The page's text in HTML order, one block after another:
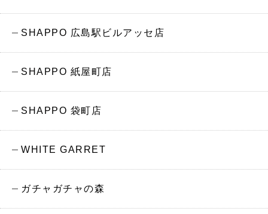
SHAPPO 広島駅ビルアッセ店
SHAPPO 紙屋町店
SHAPPO 袋町店
WHITE GARRET
ガチャガチャの森